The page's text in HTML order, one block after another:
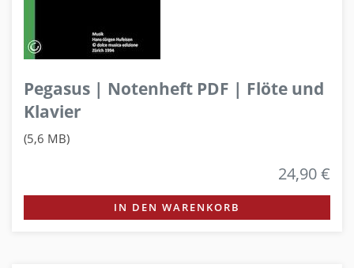
Pegasus | Notenheft PDF | Flöte und
Klavier
(5,6 MB)
24,90 €
IN DEN WARENKORB